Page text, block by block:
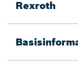
Rexroth